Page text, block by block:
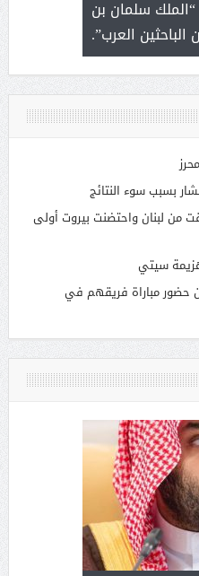
سلمان بن
العرب”.
بسبب سوء النتائج
من لبنان واحتضنت بيروت أولى
سيتي
حضور مباراة فريقهم في